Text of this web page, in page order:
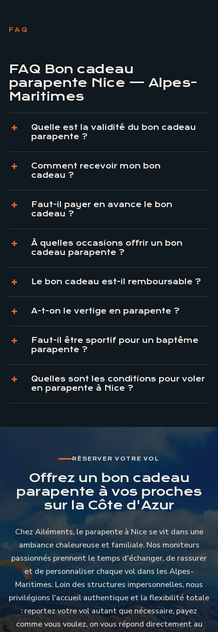
FAQ
FAQ Bon cadeau
parapente Nice — Alpes-
Maritimes
Quelle est la validité du bon cadeau
parapente ?
Comment recevoir mon bon
cadeau ?
Faut-il payer en avance le bon
cadeau ?
À quelles occasions offrir un bon
cadeau parapente ?
Le bon cadeau est-il remboursable ?
A-t-on le vertige en parapente ?
Faut-il être sportif pour un baptême
parapente ?
Quelles sont les conditions pour voler
en parapente à Nice ?
RÉSERVER VOTRE VOL
Offrez un bon cadeau
parapente à vos proches
sur la Côte d'Azur
Chez Ailéments, le parapente à Nice se vit dans une
ambiance chaleureuse et familiale. Nos moniteurs
passionnés prennent le temps d'échanger, de rassurer
et de personnaliser chaque vol dans les Alpes-
Maritimes. Loin des structures impersonnelles, nous
privilégions l'accueil authentique et la flexibilité totale
: reportez votre vol autant que nécessaire, payez
comme vous voulez, on vous répond directement au